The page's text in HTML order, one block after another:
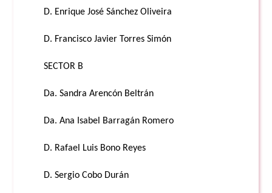
D. Enrique José Sánchez Oliveira
D. Francisco Javier Torres Simón
SECTOR B
Da. Sandra Arencón Beltrán
Da. Ana Isabel Barragán Romero
D. Rafael Luis Bono Reyes
D. Sergio Cobo Durán